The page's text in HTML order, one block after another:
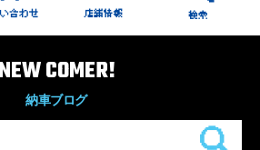
NEW COMER!
納車ブログ